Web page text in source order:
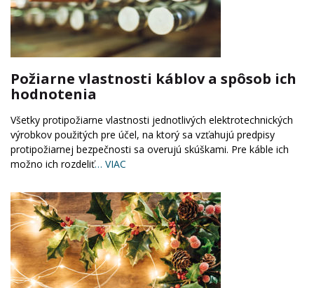
Požiarne vlastnosti káblov a spôsob ich
hodnotenia
Všetky protipožiarne vlastnosti jednotlivých elektrotechnických
výrobkov použitých pre účel, na ktorý sa vzťahujú predpisy
protipožiarnej bezpečnosti sa overujú skúškami. Pre káble ich
možno ich rozdeliť… VIAC